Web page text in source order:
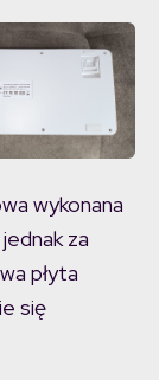
wykonana
za
płyta
się